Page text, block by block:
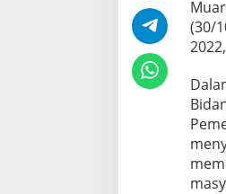
(30/